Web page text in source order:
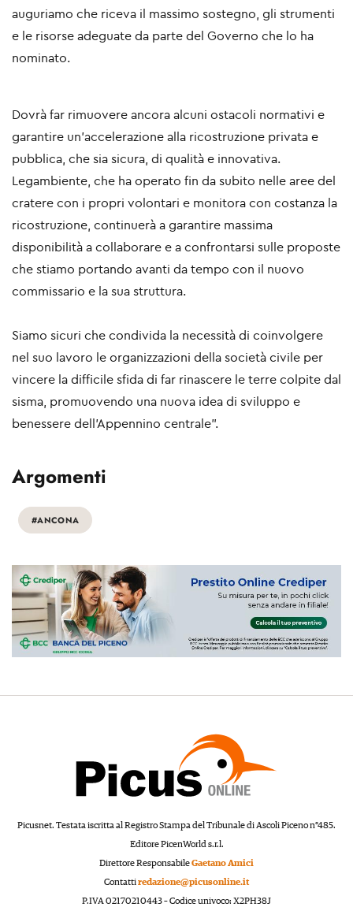
auguriamo che riceva il massimo sostegno, gli strumenti
e le risorse adeguate da parte del Governo che lo ha
nominato.
Dovrà far rimuovere ancora alcuni ostacoli normativi e
garantire un’accelerazione alla ricostruzione privata e
pubblica, che sia sicura, di qualità e innovativa.
Legambiente, che ha operato fin da subito nelle aree del
cratere con i propri volontari e monitora con costanza la
ricostruzione, continuerà a garantire massima
disponibilità a collaborare e a confrontarsi sulle proposte
che stiamo portando avanti da tempo con il nuovo
commissario e la sua struttura.
Siamo sicuri che condivida la necessità di coinvolgere
nel suo lavoro le organizzazioni della società civile per
vincere la difficile sfida di far rinascere le terre colpite dal
sisma, promuovendo una nuova idea di sviluppo e
benessere dell’Appennino centrale”.
Argomenti
#ANCONA
Picusnet. Testata iscritta al Registro Stampa del Tribunale di Ascoli Piceno n°485.
Editore PicenWorld s.r.l.
Direttore ResponsabileGaetano Amici
Contattiredazione@picusonline.it
P.IVA 02170210443 – Codice univoco: X2PH38J